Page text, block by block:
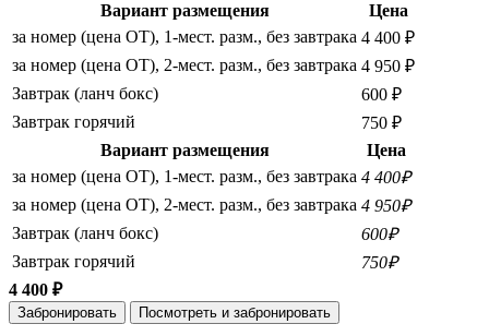
Вариант размещения
Цена
за номер (цена ОТ), 1-мест. разм., без завтрака 4 400 ₽
за номер (цена ОТ), 2-мест. разм., без завтрака 4 950 ₽
Завтрак (ланч бокс)
600 ₽
Завтрак горячий
750 ₽
Вариант размещения
Цена
за номер (цена ОТ), 1-мест. разм., без завтрака 4 400₽
за номер (цена ОТ), 2-мест. разм., без завтрака 4 950₽
Завтрак (ланч бокс)
600₽
Завтрак горячий
750₽
4 400 ₽
Забронировать Посмотреть и забронировать